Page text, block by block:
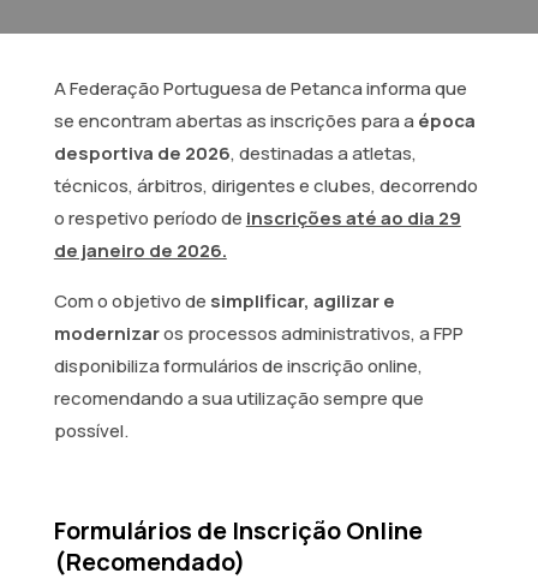
A Federação Portuguesa de Petanca informa que
se encontram abertas as inscrições para a época
desportiva de 2026, destinadas a atletas,
técnicos, árbitros, dirigentes e clubes, decorrendo
o respetivo período de inscrições até ao dia 29
de janeiro de 2026.
Com o objetivo de simplificar, agilizar e
modernizaros processos administrativos, a FPP
disponibiliza formulários de inscrição online,
recomendando a sua utilização sempre que
possível.
Formulários de Inscrição Online
(Recomendado)